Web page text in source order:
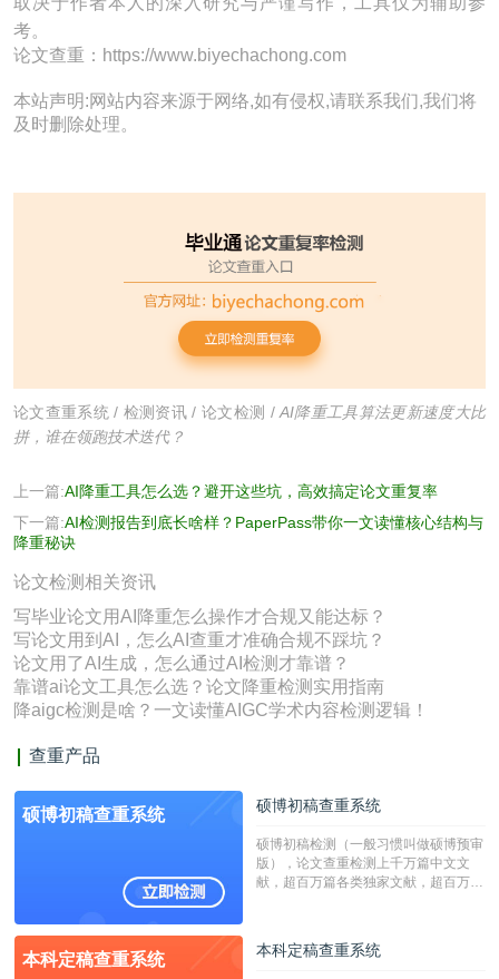
考。
论文查重：https://www.biyechachong.com
本站声明:网站内容来源于网络,如有侵权,请联系我们,我们将
及时删除处理。
论文查重系统 / 检测资讯 / 论文检测 /AI降重工具算法更新速度大比
拼，谁在领跑技术迭代？
上一篇:AI降重工具怎么选？避开这些坑，高效搞定论文重复率
下一篇:AI检测报告到底长啥样？PaperPass带你一文读懂核心结构与
降重秘诀
论文检测相关资讯
写毕业论文用AI降重怎么操作才合规又能达标？
写论文用到AI，怎么AI查重才准确合规不踩坑？
论文用了AI生成，怎么通过AI检测才靠谱？
靠谱ai论文工具怎么选？论文降重检测实用指南
降aigc检测是啥？一文读懂AIGC学术内容检测逻辑！
查重产品
硕博初稿查重系统 硕博初稿查重系统
硕博初稿检测（一般习惯叫做硕博预审
版），论文查重检测上千万篇中文文
献，超百万篇各类独家文献，超百万港
校用来检测硕博论文的系统，检测范围
广，数据来源真实，检测算法合理!本
本科定稿查重系统 本科定稿查重系统